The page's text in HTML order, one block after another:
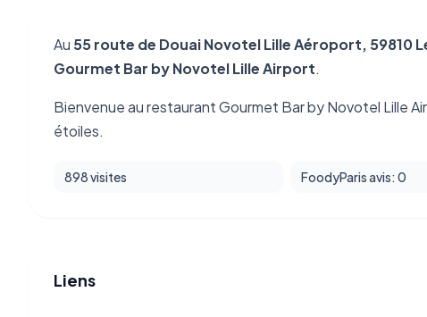
Au 55 route de Douai Novotel Lille Aéroport, 59810
Gourmet Bar by Novotel Lille Airport.
Bienvenue au restaurant Gourmet Bar by Novotel Lille
étoiles.
898 visites FoodyParis avis: 0
Liens